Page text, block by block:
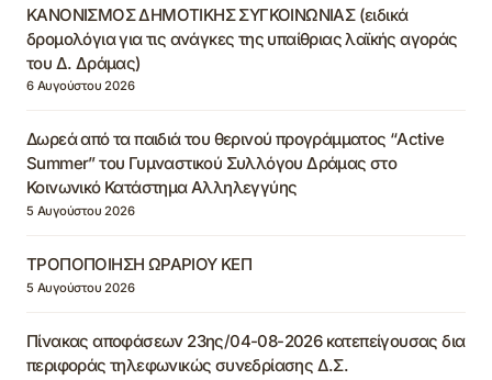
ΚΑΝΟΝΙΣΜΟΣ ΔΗΜΟΤΙΚΗΣ ΣΥΓΚΟΙΝΩΝΙΑΣ (ειδικά
δρομολόγια για τις ανάγκες της υπαίθριας λαϊκής αγοράς
του Δ. Δράμας)
6 Αυγούστου 2026
Δωρεά από τα παιδιά του θερινού προγράμματος “Active
Summer” του Γυμναστικού Συλλόγου Δράμας στο
Κοινωνικό Κατάστημα Αλληλεγγύης
5 Αυγούστου 2026
ΤΡΟΠΟΠΟΙΗΣΗ ΩΡΑΡΙΟΥ ΚΕΠ
5 Αυγούστου 2026
Πίνακας αποφάσεων 23ης/04-08-2026 κατεπείγουσας δια
περιφοράς τηλεφωνικώς συνεδρίασης Δ.Σ.